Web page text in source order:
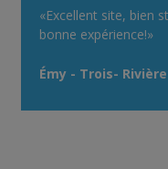
«Excellent site, bien
bonne expérience!»
Émy - Trois-